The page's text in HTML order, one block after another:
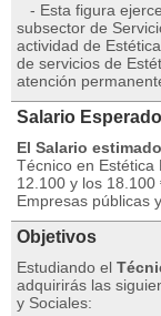
- Esta figura
subsector de
actividad de
de servicios de
atención
Salario Esperado
El Salario estimado
Técnico en
12.100 y los
Empresas públicas
Objetivos
Estudiando el
adquirirás las
y Sociales: